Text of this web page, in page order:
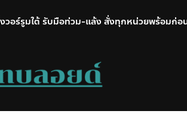
อร์รูมใต้ รับมือท่วม-แล้ง สั่งทุกหน่วยพร้อมก่อ